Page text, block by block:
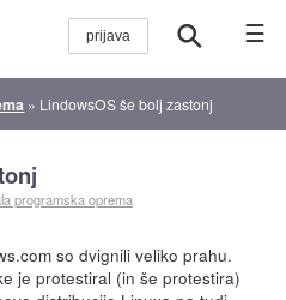
☰
» LindowsOS še bolj zastonj
programska oprema
so dvignili veliko prahu.
je protestiral (in še protestira)